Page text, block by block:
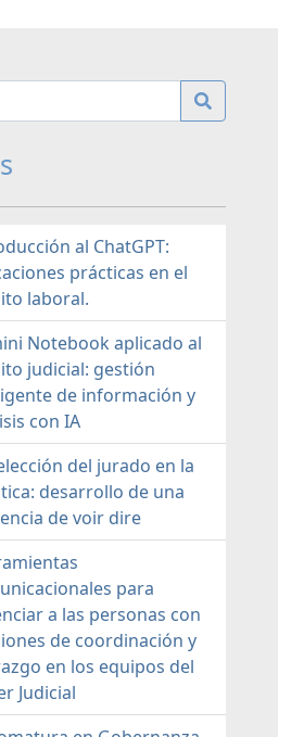
al ChatGPT:
prácticas en el
laboral.
Notebook aplicado al
judicial: gestión
de información y
con IA
del jurado en la
desarrollo de una
de voir dire
para
a las personas con
de coordinación y
en los equipos del
Judicial